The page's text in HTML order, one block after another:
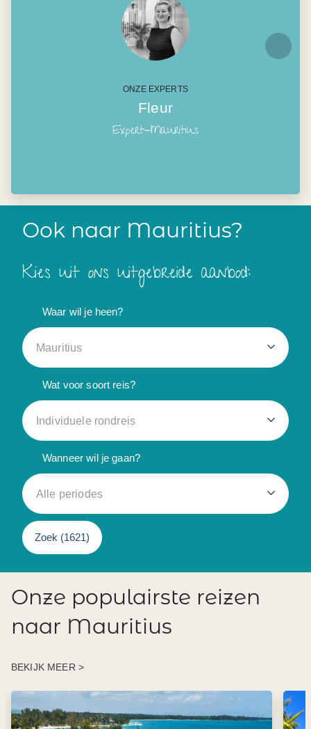
ONZE EXPERTS
Fleur
Expert-Mauritius
Ook naar Mauritius?
Kies uit ons uitgebreide aanbod:
Waar wil je heen?
Mauritius
Wat voor soort reis?
Individuele rondreis
Wanneer wil je gaan?
Alle periodes
Zoek (1621)
Onze populairste reizen
naar Mauritius
BEKIJK MEER >